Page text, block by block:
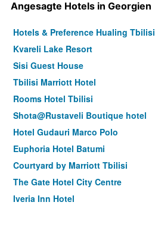
Angesagte Hotels in Georgien
Hotels & Preference Hualing Tbilisi
Kvareli Lake Resort
Sisi Guest House
Tbilisi Marriott Hotel
Rooms Hotel Tbilisi
Shota@Rustaveli Boutique hotel
Hotel Gudauri Marco Polo
Euphoria Hotel Batumi
Courtyard by Marriott Tbilisi
The Gate Hotel City Centre
Iveria Inn Hotel